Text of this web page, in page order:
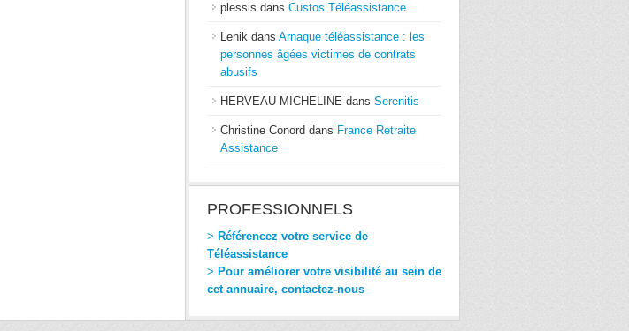
plessis dans Custos Téléassistance
Lenik dans Arnaque téléassistance : les
personnes âgées victimes de contrats
abusifs
HERVEAU MICHELINE dans Serenitis
Christine Conord dans France Retraite
Assistance
PROFESSIONNELS
> Référencez votre service de
Téléassistance
> Pour améliorer votre visibilité au sein de
cet annuaire, contactez-nous